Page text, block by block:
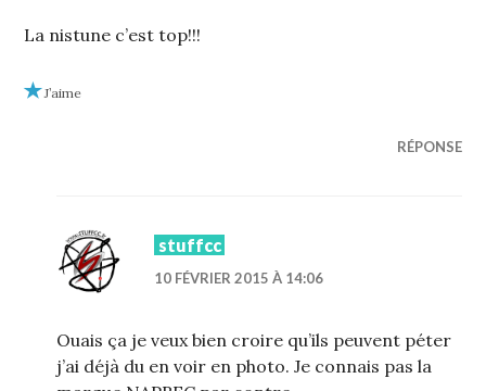
La nistune c’est top!!!
J’aime
RÉPONSE
stuffcc
10 FÉVRIER 2015 À 14:06
Ouais ça je veux bien croire qu’ils peuvent péter
j’ai déjà du en voir en photo. Je connais pas la